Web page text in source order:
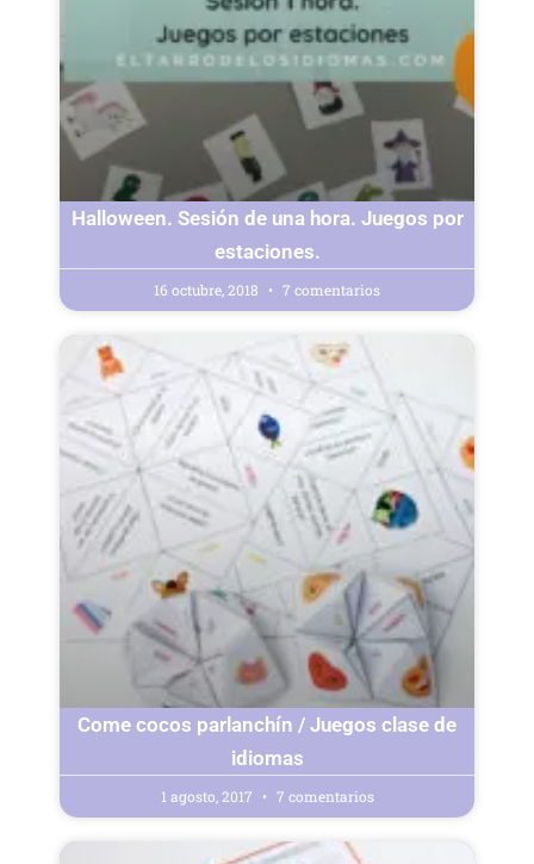
Halloween. Sesión de una hora. Juegos por
estaciones.
16 octubre, 2018 7 comentarios
Come cocos parlanchín / Juegos clase de
idiomas
1 agosto, 2017 7 comentarios